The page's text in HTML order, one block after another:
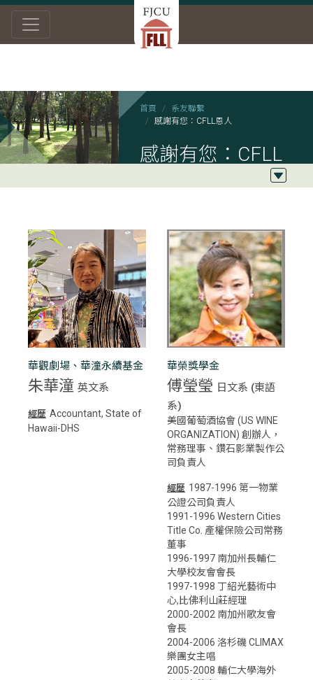
首頁
系友聯繫
感謝有您：CFLL恩人
感謝有您：CFLL
華觀劇場、華潼永續基金
朱華潼 英文系
經歷 Accountant, State of
Hawaii-DHS
華榮獎學金
傅瑩瑩 日文系 (東語
系)
美國葡萄酒協會 (US WINE
ORGANIZATION) 創辦人，
常務理事、鑽石影業製作公
司負責人
經歷 1987-1996 第一物業
公證公司負責人
1991-1996 Western Cities
Title Co. 產權保險公司常務
董事
1996-1997 南加州長輔仁
大學校友會會長
1997-1998 丁紹光藝術中
心,比佛利山莊經理
2000-2002 南加州歌友會
會長
2004-2006 洛杉磯 CLIMAX
樂團女主唱
2005-2008 輔仁大學海外